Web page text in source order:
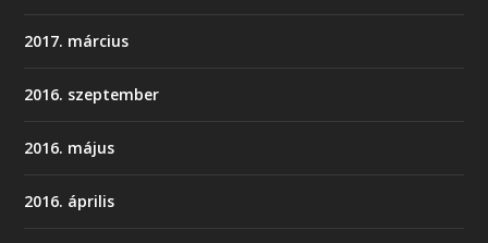
2017. március
2016. szeptember
2016. május
2016. április